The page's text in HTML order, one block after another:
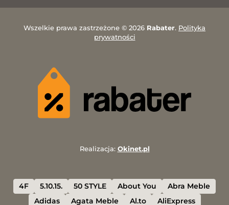
Wszelkie prawa zastrzeżone © 2026 Rabater. Polityka
prywatności
Realizacja: Okinet.pl
4F 5.10.15. 50 STYLE About You
Abra Meble
Adidas
Agata Meble Al.to AliExpress